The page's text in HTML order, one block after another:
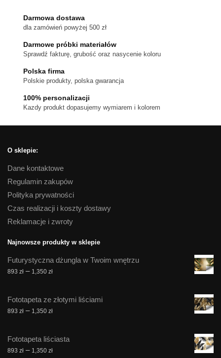
można
wybrać
na
produktu
Darmowa dostawa
dla zamówień powyżej 500 zł
Darmowe próbki materiałów
Sprawdź fakturę, grubość oraz nasycenie koloru
Polska firma
Polskie produkty, polska gwarancja
100% personalizacji
Kazdy produkt dopasujemy wymiarem i kolorem
O sklepie:
Dane kontaktowe
Regulamin zakupów
Polityka prywatności
Czas realizacji i koszty dostawy
Reklamacje i zwroty
Najnowsze produkty w sklepie
Futurystyczna dżungla w Twoim wnętrzu
893 zł – 1,350 złZakres
893 zł
do
Fototapeta ze złotymi liściami
893 zł – 1,350 złZakres
893 zł
do
Fototapeta liściasta
893 zł – 1,350 złZakres